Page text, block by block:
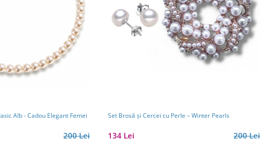
Alb - Cadou Elegant Femei
200 Lei
Set Brosă și Cercei cu Perle – Winter Pearls
200 Lei
134 Lei